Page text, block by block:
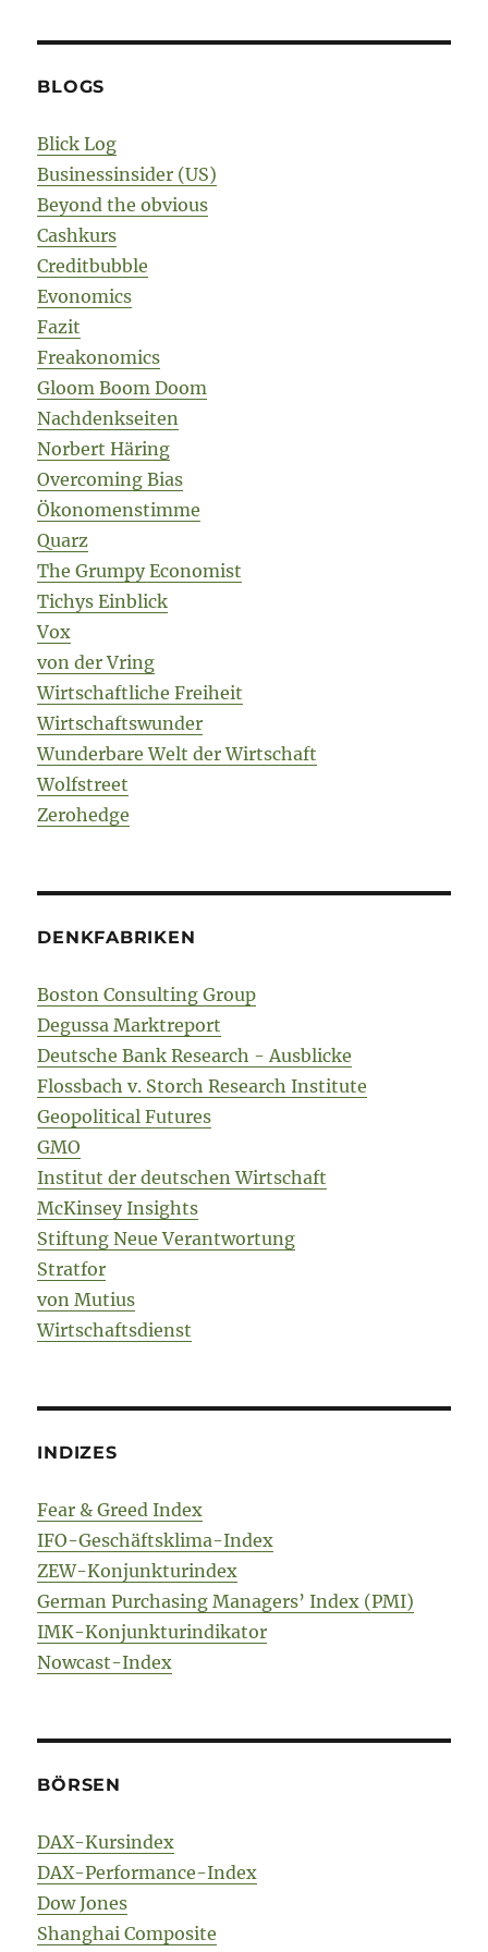
BLOGS
Blick Log
Businessinsider (US)
Beyond the obvious
Cashkurs
Creditbubble
Evonomics
Fazit
Freakonomics
Gloom Boom Doom
Nachdenkseiten
Norbert Häring
Overcoming Bias
Ökonomenstimme
Quarz
The Grumpy Economist
Tichys Einblick
Vox
von der Vring
Wirtschaftliche Freiheit
Wirtschaftswunder
Wunderbare Welt der Wirtschaft
Wolfstreet
Zerohedge
DENKFABRIKEN
Boston Consulting Group
Degussa Marktreport
Deutsche Bank Research - Ausblicke
Flossbach v. Storch Research Institute
Geopolitical Futures
GMO
Institut der deutschen Wirtschaft
McKinsey Insights
Stiftung Neue Verantwortung
Stratfor
von Mutius
Wirtschaftsdienst
INDIZES
Fear & Greed Index
IFO-Geschäftsklima-Index
ZEW-Konjunkturindex
German Purchasing Managers’ Index (PMI)
IMK-Konjunkturindikator
Nowcast-Index
BÖRSEN
DAX-Kursindex
DAX-Performance-Index
Dow Jones
Shanghai Composite